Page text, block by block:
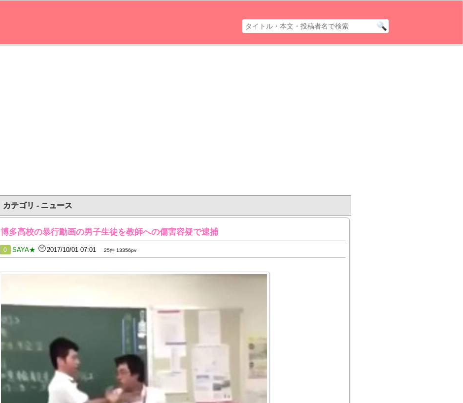
カテゴリ - ニュース
博多高校の暴行動画の男子生徒を教師への傷害容疑で逮捕
0 SAYA★ 2017/10/01 07:01 25件 13356pv